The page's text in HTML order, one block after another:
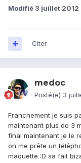
Modifié 3 juillet 2012
Citer
medoc
Posté(e) 3
Franchement je suis
maintenant plus de 3
final maintenant je le
on me prête un
maquette :D sa fait